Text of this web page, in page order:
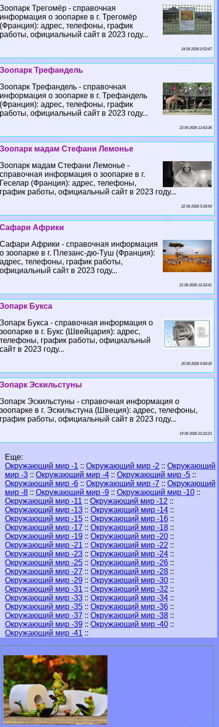
Зоопарк Трегомёр - справочная
информация о зоопарке в г. Трегомёр
(Франция): адрес, телефоны, график
работы, официальный сайт в 2023 году...
24 06 2026 0:53:47
Зоопарк Трефандель
Зоопарк Трефандель - справочная
информация о зоопарке в г. Трефандель
(Франция): адрес, телефоны, график
работы, официальный сайт в 2023 году...
23 06 2026 13:43:36
Зоопарк мадам Стефани Лемонье
Зоопарк мадам Стефани Лемонье -
справочная информация о зоопарке в г.
Геселар (Франция): адрес, телефоны,
график работы, официальный сайт в 2023 году...
22 06 2026 5:39:54
Сафари Африки
Сафари Африки - справочная информация
о зоопарке в г. Плезанс-дю-Туш (Франция):
адрес, телефоны, график работы,
официальный сайт в 2023 году...
21 06 2026 12:33:41
Зопарк Букса
Зопарк Букса - справочная информация о
зоопарке в г. Букс (Швейцария): адрес,
телефоны, график работы, официальный
сайт в 2023 году...
20 06 2026 9:50:30
Зопарк Эскильстуны
Зопарк Эскильстуны - справочная информация о
зоопарке в г. Эскильстуна (Швеция): адрес, телефоны,
график работы, официальный сайт в 2023 году...
19 06 2026 21:22:23
Еще:
Окружающий мир -1 :: Окружающий мир -2 :: Окружающий
мир -3 :: Окружающий мир -4 :: Окружающий мир -5 ::
Окружающий мир -6 :: Окружающий мир -7 :: Окружающий
мир -8 :: Окружающий мир -9 :: Окружающий мир -10 ::
Окружающий мир -11 :: Окружающий мир -12 ::
Окружающий мир -13 :: Окружающий мир -14 ::
Окружающий мир -15 :: Окружающий мир -16 ::
Окружающий мир -17 :: Окружающий мир -18 ::
Окружающий мир -19 :: Окружающий мир -20 ::
Окружающий мир -21 :: Окружающий мир -22 ::
Окружающий мир -23 :: Окружающий мир -24 ::
Окружающий мир -25 :: Окружающий мир -26 ::
Окружающий мир -27 :: Окружающий мир -28 ::
Окружающий мир -29 :: Окружающий мир -30 ::
Окружающий мир -31 :: Окружающий мир -32 ::
Окружающий мир -33 :: Окружающий мир -34 ::
Окружающий мир -35 :: Окружающий мир -36 ::
Окружающий мир -37 :: Окружающий мир -38 ::
Окружающий мир -39 :: Окружающий мир -40 ::
Окружающий мир -41 ::